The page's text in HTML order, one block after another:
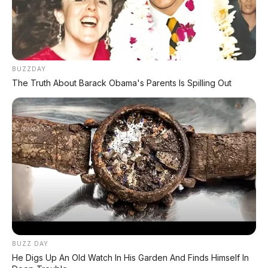
bola Indonesia bisa menjadipelopor gaya
hidup ramah lingkungan. Ini bukan sekadar
alat transportasi, tapi juga
statement bahwa
sepak bola dan keberlanjutan bisa berjalan
beriringan.
infrastruktur charger di kota-kota tujuan laga
tandang. Tapi langkah pertama sudah diambil.
Semoga klub-klub lain menyusul.Apakah tim
kebanggaan Anda berikutnya?
Pantau terus AP Motor untuk berita otomotif
terbaru dari dunia sepak bola dan transportasi
ramah lingkungan!
BUZZDAY
The Truth About Barack Obama's Parents Is Spilling Out
BUZZ DAY
He Digs Up An Old Watch In His Garden And Finds Himself In